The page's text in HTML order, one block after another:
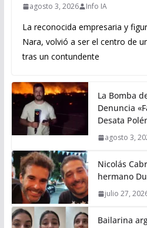
agosto 3, 2026 Info IA
La reconocida empresaria y
Nara, volvió a ser el centro de
tras un contundente
La Bomba
Denuncia
Desata
agosto 3,
Nicolás
hermano
julio 27,
Bailarina